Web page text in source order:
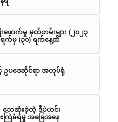
ောက်မှု မှတ်တမ်းများ (၂၀၂၃
ရက်မှ (၃၀) ရက်နေ့ထိ
ဥပဒေဆိုင်ရာ အလုပ်ရုံ
သေဆုံးခဲ့တဲ့ ဒီပဲယင်း
ကြဲခံရမှု အခြေအနေ